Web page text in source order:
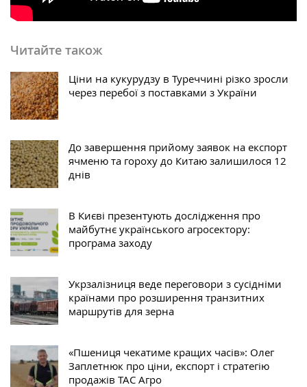
Читайте також
Ціни на кукурудзу в Туреччині різко зросли
через перебої з поставками з України
До завершення прийому заявок на експорт
ячменю та гороху до Китаю залишилося 12
днів
В Києві презентують дослідження про
майбутнє українського агросектору:
програма заходу
Укрзалізниця веде переговори з сусідніми
країнами про розширення транзитних
маршрутів для зерна
«Пшениця чекатиме кращих часів»: Олег
Заплетнюк про ціни, експорт і стратегію
продажів ТАС Агро